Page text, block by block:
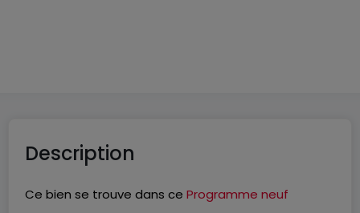
Description
Ce bien se trouve dans ce Programme neuf